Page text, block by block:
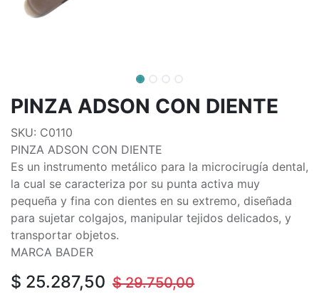
PINZA ADSON CON DIENTE
SKU: C0110
PINZA ADSON CON DIENTE
Es un instrumento metálico para la microcirugía dental,
la cual se caracteriza por su punta activa muy
pequeña y fina con dientes en su extremo, diseñada
para sujetar colgajos, manipular tejidos delicados, y
transportar objetos.
MARCA BADER
$ 25.287,50 $29.750,00